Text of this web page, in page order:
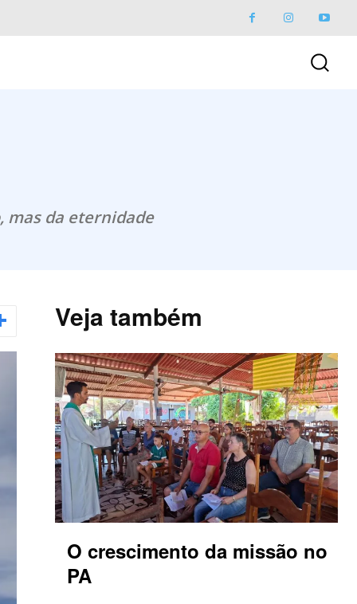
mas da eternidade
Veja também
O crescimento da missão no
PA